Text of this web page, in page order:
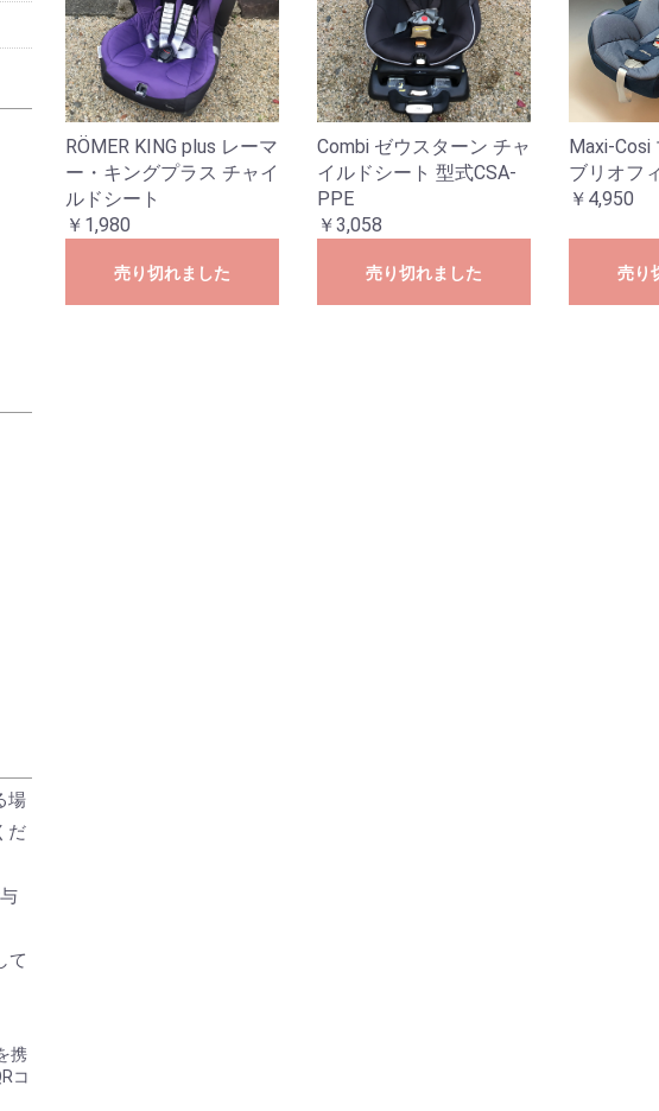
場
だ
て
携
コ
RÖMER KING plus レーマ
ー・キングプラス チャイ
ルドシート
￥1,980
売り切れました
Combi ゼウスターン チャ
イルドシート 型式CSA-
PPE
￥3,058
売り切れました
Maxi-Cosi
ブリオフ
￥4,950
売り